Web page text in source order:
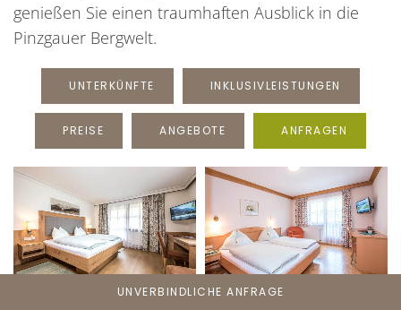
genießen Sie einen traumhaften Ausblick in die
Pinzgauer Bergwelt.
UNTERKÜNFTE INKLUSIVLEISTUNGEN
PREISE ANGEBOTE ANFRAGEN
UNVERBINDLICHE ANFRAGE